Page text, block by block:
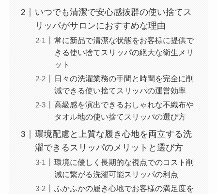
いつでも清潔で安心感抜群の使い捨てス
リッパがサロンにおすすめな理由
常に新品で清潔な状態をお客様に提供で
きる使い捨てスリッパの絶大な衛生メリ
ット
日々の洗濯業務の手間と時間を完全に削
減できる使い捨てスリッパの運営効率
高級感を演出できるおしゃれな不織布や
タオル地の使い捨てスリッパの選び方
環境配慮と上質な履き心地を両立する洗
濯できるスリッパのメリットと選び方
環境に優しく長期的な視点でのコスト削
減に繋がる洗濯可能スリッパの利点
ふかふかの履き心地でお客様の満足度を